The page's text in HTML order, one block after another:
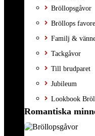
Bröllopsgåvor
Bröllops
Familj &
Tackgåvor
Till brudparet
Jubileum
Lookbook
Romantiska